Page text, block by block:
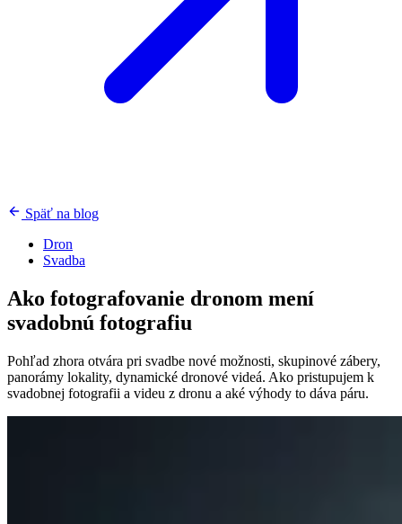
Späť na blog
Dron
Svadba
Ako fotografovanie dronom mení
svadobnú fotografiu
Pohľad zhora otvára pri svadbe nové možnosti, skupinové zábery,
panorámy lokality, dynamické dronové videá. Ako pristupujem k
svadobnej fotografii a videu z dronu a aké výhody to dáva páru.